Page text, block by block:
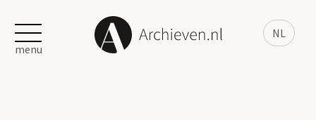
NL
menu